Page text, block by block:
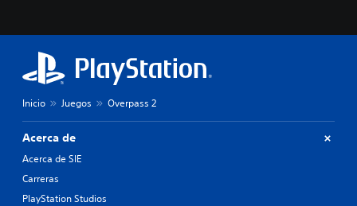
Inicio Juegos Overpass 2
Acerca de
Acerca de SIE
Carreras
PlayStation Studios